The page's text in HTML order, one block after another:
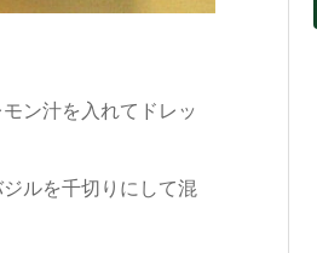
ン汁を入れてドレッ
ルを千切りにして混